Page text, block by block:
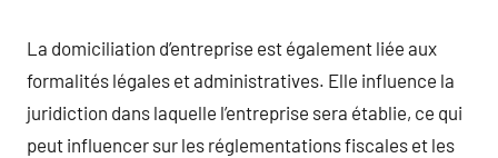
La domiciliation d’entreprise est également liée aux
formalités légales et administratives. Elle influence la
juridiction dans laquelle l’entreprise sera établie, ce qui
peut influencer sur les réglementations fiscales et les